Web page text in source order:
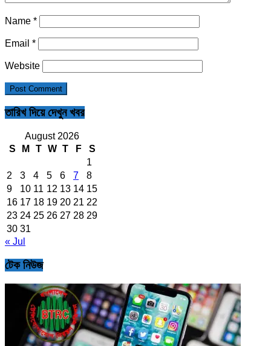
Name *
Email *
Website
তারিখ দিয়ে দেখুন খবর
August 2026
S
M T W T F
S
1
2
3 4 5 6 7
8
9
10 11 12 13 14 15
16 17 18 19 20 21 22
23 24 25 26 27 28 29
30 31
« Jul
টেক নিউজ